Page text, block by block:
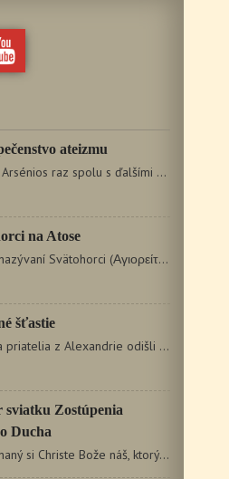
ateizmu
Otec Arsénios raz spolu s ďalšími dedinčanmi…
na Atose
Mnísi, nazývaní Svätohorci (Αγιορείτες),…
šťastie
Dvaja priatelia z Alexandrie odišli do ďalekej…
sviatku Zostúpenia
Ducha
Požehnaný si Christe Bože náš, ktorý si rybárom…